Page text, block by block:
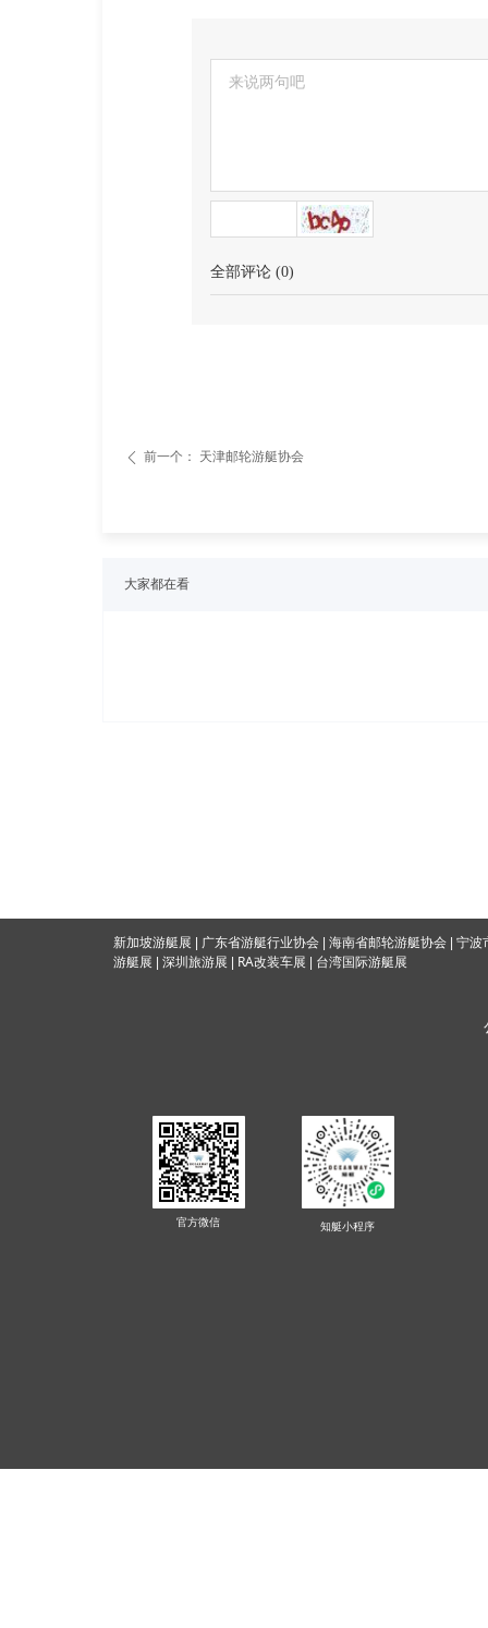
ꄴ 前一个： 天津邮轮游艇协会
全部评论 (0)
大家都在看
官方微信
新加坡游艇展 广东省游艇行业协会 海南省邮轮游艇协会
宁波
游艇展
深圳旅游展 RA改装车展 台湾国际游艇展
知艇小程序